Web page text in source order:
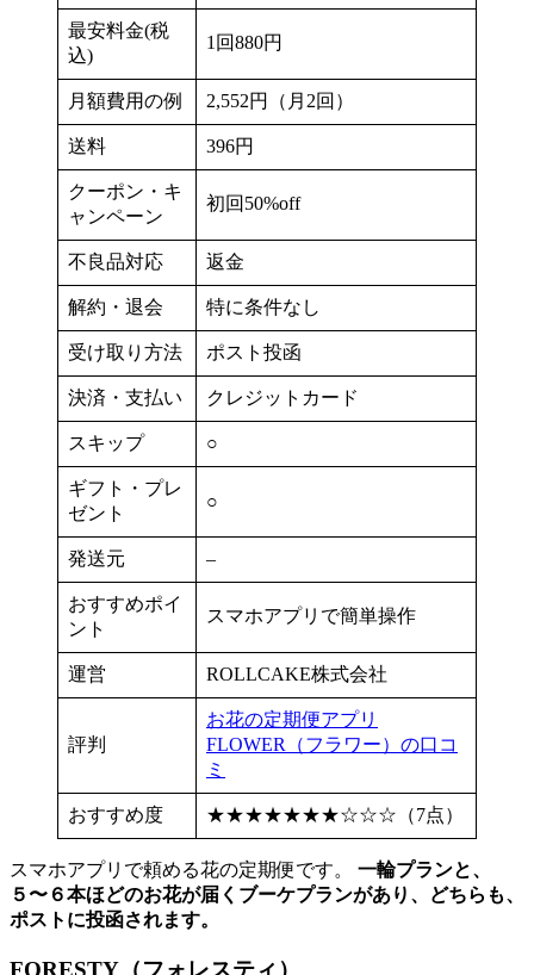
最安料金(税
込)
1回880円
月額費用の例 2,552円（月2回）
送料 396円
クーポン・キ
ャンペーン
初回50%off
不良品対応 返金
解約・退会 特に条件なし
受け取り方法 ポスト投函
決済・支払い クレジットカード
スキップ ○
ギフト・プレ
ゼント
○
発送元 –
おすすめポイ
ント
スマホアプリで簡単操作
運営 ROLLCAKE株式会社
評判
お花の定期便アプリ
FLOWER（フラワー）の口コ
ミ
おすすめ度 ★★★★★★★☆☆☆（7点）
スマホアプリで頼める花の定期便です。 一輪プランと、
５〜６本ほどのお花が届くブーケプランがあり、どちらも、
ポストに投函されます。
FORESTY（フォレスティ）